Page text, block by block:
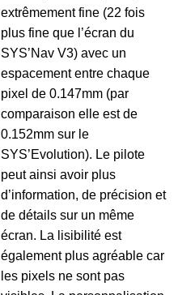
extrêmement fine (22 fois
plus fine que l’écran du
SYS’Nav V3) avec un
espacement entre chaque
pixel de 0.147mm (par
comparaison elle est de
0.152mm sur le
SYS’Evolution). Le pilote
peut ainsi avoir plus
d’information, de précision et
de détails sur un même
écran. La lisibilité est
également plus agréable car
les pixels ne sont pas